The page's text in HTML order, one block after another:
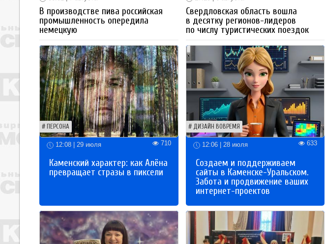
В производстве пива российская
промышленность опередила
немецкую
Свердловская область вошла
в десятку регионов-лидеров
по числу туристических поездок
ПЕРСОНА
12:08 | 29 июля 710
Каменский характер: как Алёна
превращает стразы в пиксели
ДИЗАЙН ВОВРЕМЯ
12:06 | 28 июля 633
Создаем и поддерживаем
сайты в Каменске-Уральском.
Забота и продвижение ваших
интернет-проектов